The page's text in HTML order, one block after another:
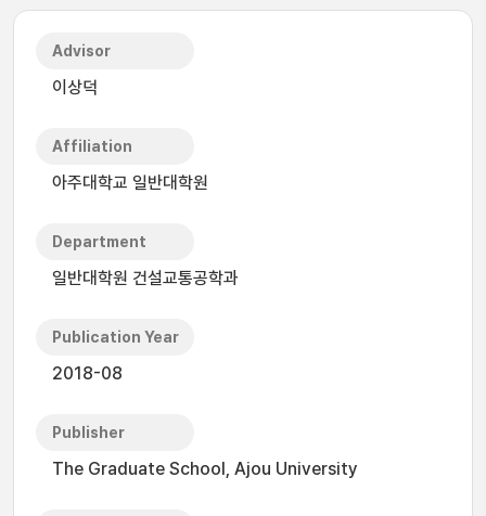
Advisor
이상덕
Affiliation
아주대학교 일반대학원
Department
일반대학원 건설교통공학과
Publication Year
2018-08
Publisher
The Graduate School, Ajou University